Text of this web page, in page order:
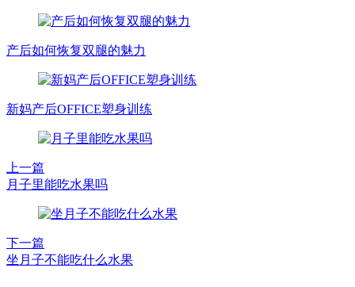
产后如何恢复双腿的魅力
新妈产后OFFICE塑身训练
上一篇
月子里能吃水果吗
下一篇
坐月子不能吃什么水果